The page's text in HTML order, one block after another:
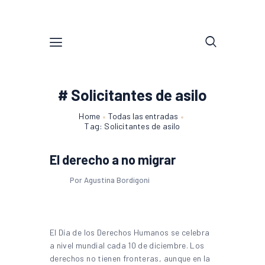
# Solicitantes de asilo
Home
Todas las entradas
Tag: Solicitantes de asilo
El derecho a no migrar
Por Agustina Bordigoni
El Día de los Derechos Humanos se celebra
a nivel mundial cada 10 de diciembre. Los
derechos no tienen fronteras, aunque en la